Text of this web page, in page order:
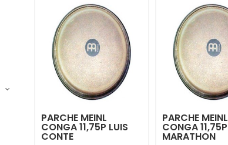
PARCHE MEINL
CONGA 11,75P LUIS
CONTE
PARCHE MEINL
CONGA 11,75P
MARATHON